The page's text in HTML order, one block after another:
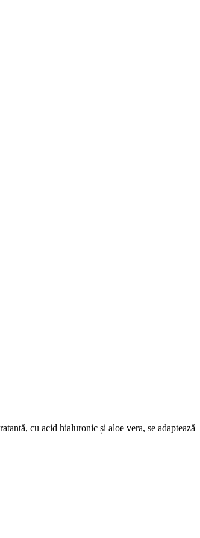
cu acid hialuronic și aloe vera, se adaptează